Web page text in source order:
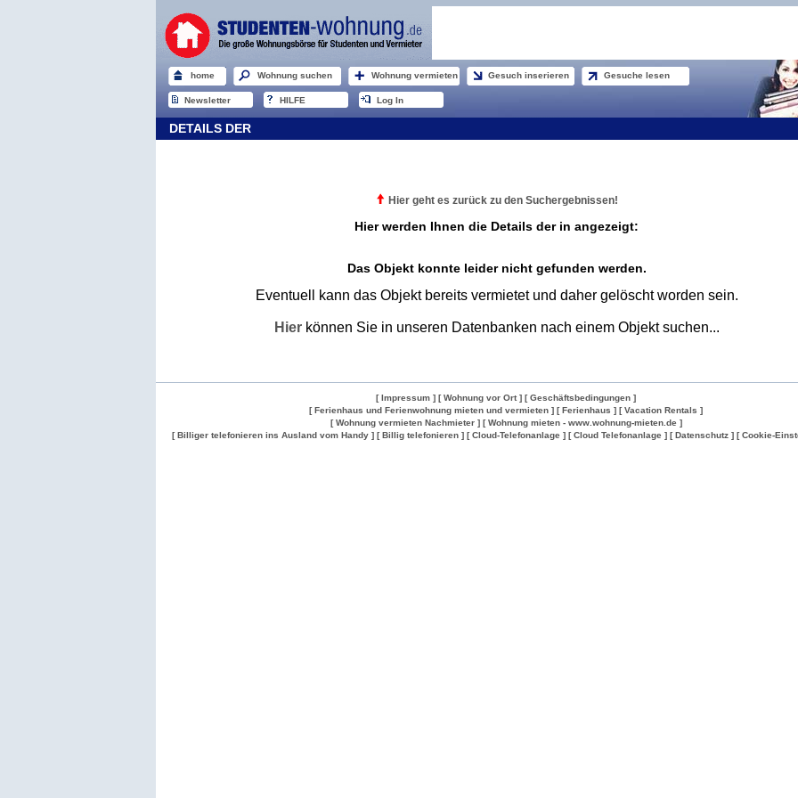
home Wohnung suchen Wohnung vermieten Gesuch inserieren Gesuche lesen
Newsletter HILFE Log In
DETAILS DER
Hier geht es zurück zu den Suchergebnissen!
Hier werden Ihnen die Details der in angezeigt:
Das Objekt konnte leider nicht gefunden werden.
Eventuell kann das Objekt bereits vermietet und daher gelöscht worden sein.
Hierkönnen Sie in unseren Datenbanken nach einem Objekt suchen...
[ Impressum ] [ Wohnung vor Ort ] [ Geschäftsbedingungen ]
[ Ferienhaus und Ferienwohnung mieten und vermieten ] [ Ferienhaus ] [ Vacation Rentals ]
[ Wohnung vermieten Nachmieter ] [ Wohnung mieten - www.wohnung-mieten.de ]
[ Billiger telefonieren ins Ausland vom Handy ] [ Billig telefonieren ] [ Cloud-Telefonanlage ] [ Cloud Telefonanlage ] [ Datenschutz ] [ Cookie-